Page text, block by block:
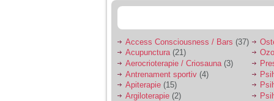
sa se manifeste o
Ma aflu aici pentru ca
vreau sa stiu daca am
nevoie de un psiholog
sau psihiatru.
Access Consciousness / Bars (37)
Acupunctura(21)
Aerocrioterapie / Criosauna (3)
Antrenament sportiv (4)
Apiterapie (15)
Argiloterapie (2)